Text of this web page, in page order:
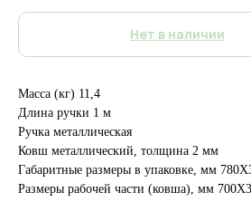
Нет в наличии
Масса (кг) 11,4
Длина ручки 1 м
Ручка металлическая
Ковш металлический, толщина 2 мм
Габаритные размеры в упаковке, мм
Размеры рабочей части (ковша), мм